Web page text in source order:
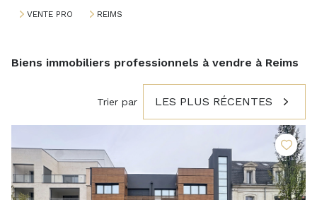
VENTE PRO
REIMS
Biens immobiliers professionnels à vendre à Reims
Trier par LES PLUS RÉCENTES